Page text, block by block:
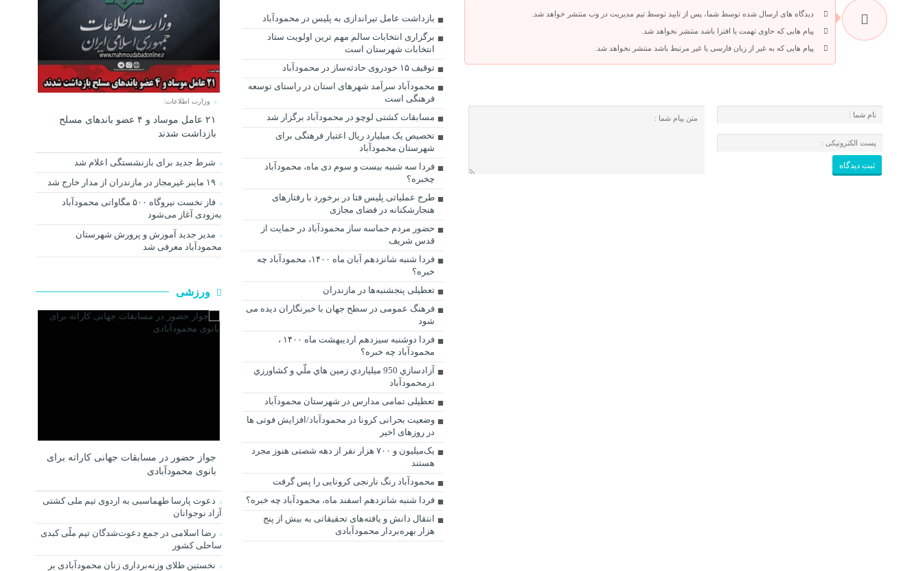
دیدگاه های ارسال شده توسط شما، پس از تایید توسط تیم مدیریت در وب منتشر خواهد شد.
پیام هایی که حاوی تهمت یا افترا باشد منتشر نخواهد شد.
پیام هایی که به غیر از زبان فارسی یا غیر مرتبط باشد منتشر نخواهد شد.
بازداشت عامل تیراندازی به پلیس در محمودآباد
برگزاری انتخابات سالم مهم ترین اولویت ستاد
انتخابات شهرستان است
توقیف ۱۵ خودروی حادثه‌ساز در محمودآباد
محمودآباد سرآمد شهرهای استان در راستای توسعه
فرهنگی است
مسابقات کشتی لوچو در محمودآباد برگزار شد
تخصیص یک میلیارد ریال اعتبار فرهنگی برای
شهرستان محمودآباد
فردا سه شنبه بیست و سوم دی ماه، محمودآباد
چخبره؟
طرح عملیاتی پلیس فتا در برخورد با رفتارهای
هنجارشکنانه در فضای مجازی
حضور مردم حماسه ساز محمودآباد در حمایت از
قدس شریف
فردا شنبه شانزدهم آبان ماه ۱۴۰۰، محمودآباد چه
خبره؟
تعطیلی پنجشنبه‌ها در مازندران
فرهنگ عمومی در سطح جهان با خبرنگاران دیده می
شود
فردا دوشنبه سیزدهم اردیبهشت ماه ۱۴۰۰ ،
محمودآباد چه خبره؟
آزادسازي 950 ميلياردي زمين هاي ملّي و کشاورزي
درمحمودآباد
تعطیلی تمامی مدارس در شهرستان محمودآباد
وضعیت بحرانی کرونا در محمودآباد/افزایش فوتی ها
در روزهای اخیر
یک‌میلیون و ۷۰۰ هزار نفر از دهه شصتی هنوز مجرد
هستند
محمودآباد رنگ نارنجی کرونایی را پس گرفت
فردا شنبه شانزدهم اسفند ماه، محمودآباد چه خبره؟
انتقال دانش و یافته‌های تحقیقاتی به بیش از پنج
هزار بهره‌بردار محمودآبادی
وزارت اطلاعات:
۲۱ عامل موساد و ۴ عضو باند‌های مسلح
بازداشت شدند
شرط جدید برای بازنشستگی اعلام شد
۱۹ ماینر غیرمجاز در مازندران از مدار خارج شد
فاز نخست نیروگاه ۵۰۰ مگاواتی محمودآباد
به‌زودی آغاز می‌شود
مدیر جدید آموزش و پرورش شهرستان
محمودآباد معرفی شد
ورزشی
جواز حضور در مسابقات جهانی کاراته برای
بانوی محمودآبادی
دعوت پارسا طهماسبی به اردوی تیم ملی کشتی
آزاد نوجوانان
رضا اسلامی در جمع دعوت‌شدگان تیم ملّی کبدی
ساحلی کشور
نخستین طلای وزنه‌برداری زنان محمودآبادی بر